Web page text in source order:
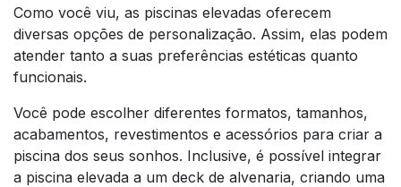
Como você viu, as piscinas elevadas oferecem
diversas opções de personalização. Assim, elas podem
atender tanto a suas preferências estéticas quanto
funcionais.
Você pode escolher diferentes formatos, tamanhos,
acabamentos, revestimentos e acessórios para criar a
piscina dos seus sonhos. Inclusive, é possível integrar
a piscina elevada a um deck de alvenaria, criando uma